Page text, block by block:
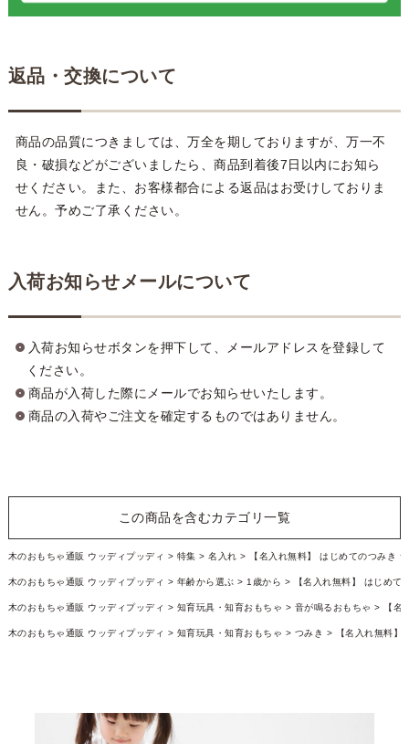
返品・交換について
商品の品質につきましては、万全を期しておりますが、万一不
良・破損などがございましたら、商品到着後7日以内にお知ら
せください。また、お客様都合による返品はお受けしておりま
せん。予めご了承ください。
入荷お知らせメールについて
入荷お知らせボタンを押下して、メールアドレスを登録して
ください。
商品が入荷した際にメールでお知らせいたします。
商品の入荷やご注文を確定するものではありません。
この商品を含むカテゴリ一覧
木のおもちゃ通販 ウッディプッディ 特集 名入れ 【名入れ無料】 はじめてのつみき
木のおもちゃ通販 ウッディプッディ 年齢から選ぶ 1歳から 【名入れ無料】 はじめて
木のおもちゃ通販 ウッディプッディ 知育玩具・知育おもちゃ 音が鳴るおもちゃ 【
木のおもちゃ通販 ウッディプッディ 知育玩具・知育おもちゃ つみき 【名入れ無料